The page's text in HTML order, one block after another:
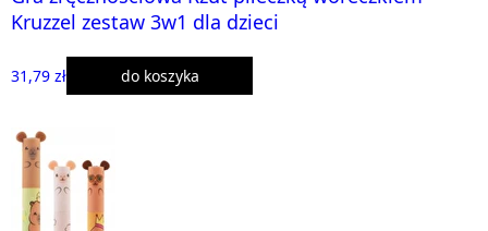
Kruzzel zestaw 3w1 dla dzieci
31,79 zł do koszyka